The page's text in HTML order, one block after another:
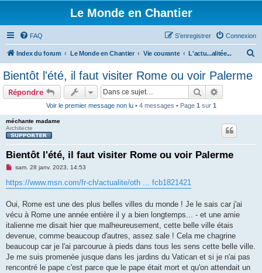
Le Monde en Chantier
FAQ Connexion
S’enregistrer
Index du forum Le Monde en Chantier Vie courante L'actu...alitée...
Bientôt l'été, il faut visiter Rome ou voir Palerme
Répondre Rechercher
Voir le premier message non lu• 4 messages • Page 1 sur 1
méchante madame
Architecte
Bientôt l'été, il faut visiter Rome ou voir Palerme
M
s
s
g
e
n
o
n
l
u
sam. 28 janv. 2023, 14:53
https://www.msn.com/fr-ch/actualite/oth ... fcb1821421
Oui, Rome est une des plus belles villes du monde ! Je le sais car j'ai
vécu à Rome une année entière il y a bien longtemps... - et une amie
italienne me disait hier que malheureusement, cette belle ville étais
devenue, comme beaucoup d'autres, assez sale ! Cela me chagrine
beaucoup car je l'ai parcourue à pieds dans tous les sens cette belle ville.
Je me suis promenée jusque dans les jardins du Vatican et si je n'ai pas
rencontré le pape c'est parce que le pape était mort et qu'on attendait un